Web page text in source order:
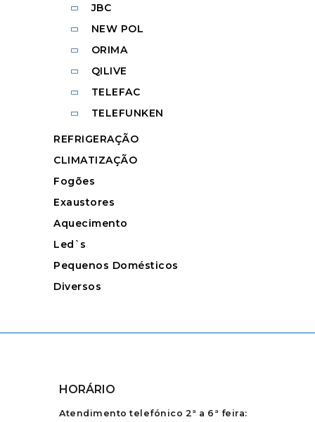
JBC
NEW POL
ORIMA
QILIVE
TELEFAC
TELEFUNKEN
REFRIGERAÇÃO
CLIMATIZAÇÃO
Fogões
Exaustores
Aquecimento
Led`s
Pequenos Domésticos
Diversos
HORÁRIO
Atendimento telefónico 2ª a 6ª feira: